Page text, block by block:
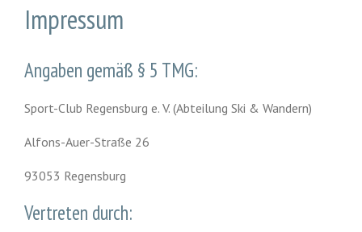
Impressum
Angaben gemäß § 5 TMG:
Sport-Club Regensburg e. V. (Abteilung Ski & Wandern)
Alfons-Auer-Straße 26
93053 Regensburg
Vertreten durch: